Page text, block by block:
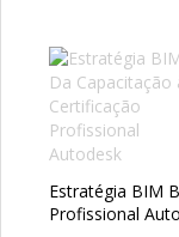
Estratégia BIM
Profissional